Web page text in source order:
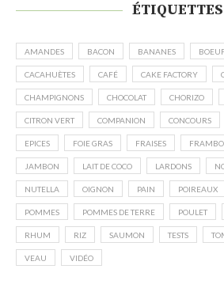
ÉTIQUETTES
AMANDES BACON BANANES
CACAHUÈTES CAFÉ CAKE FACTORY
CHAMPIGNONS CHOCOLAT CHORIZO
CITRON VERT COMPANION CONCOURS
EPICES FOIE GRAS FRAISES
JAMBON LAIT DE COCO LARDONS
NUTELLA OIGNON PAIN POIREAUX
POMMES POMMES DE TERRE POULET
RHUM RIZ SAUMON TESTS
VEAU VIDÉO